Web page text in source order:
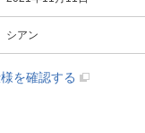
シアン
を確認する